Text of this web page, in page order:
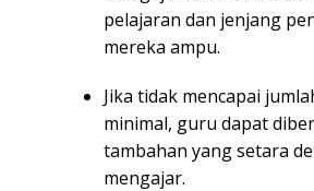
pelajaran dan jenjang
mereka ampu.
Jika tidak mencapai
minimal, guru dapat
tambahan yang setara
mengajar.